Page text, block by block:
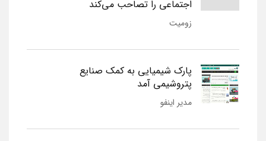
اجتماعی را تصاحب می‌کند
زومیت
پارک شیمیایی به کمک صنایع
پتروشیمی آمد
مدیر اینفو